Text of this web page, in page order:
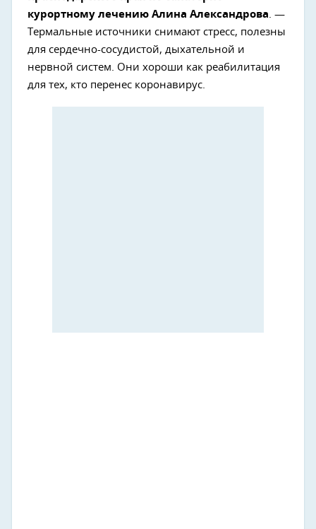
курортному лечению Алина Александрова . —
Термальные источники снимают стресс, полезны
для сердечно-сосудистой, дыхательной и
нервной систем. Они хороши как реабилитация
для тех, кто перенес коронавирус.